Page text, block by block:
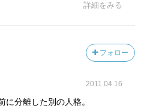
詳細をみる
フォロー
2011.04.16
に分離した別の人格。